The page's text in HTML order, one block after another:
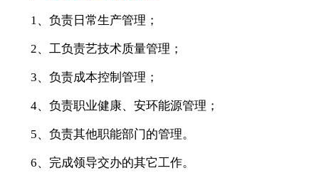
1、负责日常生产管理；
2、工负责艺技术质量管理；
3、负责成本控制管理；
4、负责职业健康、安环能源管理；
5、负责其他职能部门的管理。
6、完成领导交办的其它工作。